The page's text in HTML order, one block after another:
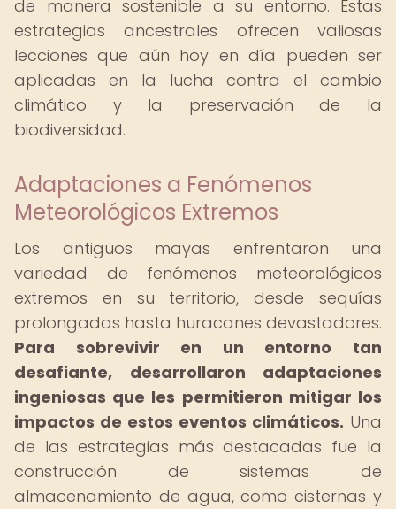
de manera sostenible a su entorno. Estas
estrategias ancestrales ofrecen valiosas
lecciones que aún hoy en día pueden ser
aplicadas en la lucha contra el cambio
climático y la preservación de la
biodiversidad.
Adaptaciones a Fenómenos
Meteorológicos Extremos
Los antiguos mayas enfrentaron una
variedad de fenómenos meteorológicos
extremos en su territorio, desde sequías
prolongadas hasta huracanes devastadores.
Para sobrevivir en un entorno tan
desafiante, desarrollaron adaptaciones
ingeniosas que les permitieron mitigar los
impactos de estos eventos climáticos. Una
de las estrategias más destacadas fue la
construcción de sistemas de
almacenamiento de agua, como cisternas y